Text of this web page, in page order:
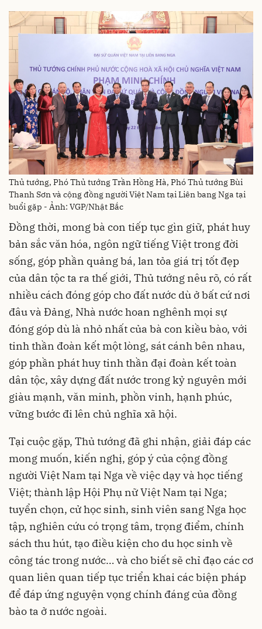
Thủ tướng, Phó Thủ tướng Trần Hồng Hà, Phó Thủ tướng Bùi
Thanh Sơn và cộng đồng người Việt Nam tại Liên bang Nga tại
buổi gặp - Ảnh: VGP/Nhật Bắc
Đồng thời, mong bà con tiếp tục gìn giữ, phát huy
bản sắc văn hóa, ngôn ngữ tiếng Việt trong đời
sống, góp phần quảng bá, lan tỏa giá trị tốt đẹp
của dân tộc ta ra thế giới, Thủ tướng nêu rõ, có rất
nhiều cách đóng góp cho đất nước dù ở bất cứ nơi
đâu và Đảng, Nhà nước hoan nghênh mọi sự
đóng góp dù là nhỏ nhất của bà con kiều bào, với
tinh thần đoàn kết một lòng, sát cánh bên nhau,
góp phần phát huy tinh thần đại đoàn kết toàn
dân tộc, xây dựng đất nước trong kỷ nguyên mới
giàu mạnh, văn minh, phồn vinh, hạnh phúc,
vững bước đi lên chủ nghĩa xã hội.
Tại cuộc gặp, Thủ tướng đã ghi nhận, giải đáp các
mong muốn, kiến nghị, góp ý của cộng đồng
người Việt Nam tại Nga về việc dạy và học tiếng
Việt; thành lập Hội Phụ nữ Việt Nam tại Nga;
tuyển chọn, cử học sinh, sinh viên sang Nga học
tập, nghiên cứu có trọng tâm, trọng điểm, chính
sách thu hút, tạo điều kiện cho du học sinh về
công tác trong nước… và cho biết sẽ chỉ đạo các cơ
quan liên quan tiếp tục triển khai các biện pháp
để đáp ứng nguyện vọng chính đáng của đồng
bào ta ở nước ngoài.